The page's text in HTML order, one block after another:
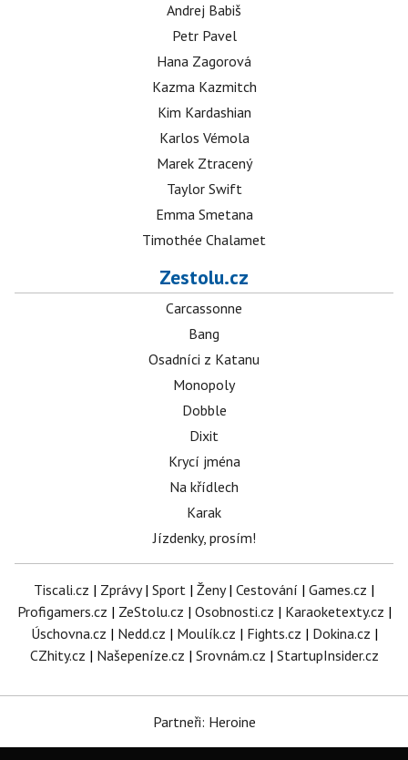
Andrej Babiš
Petr Pavel
Hana Zagorová
Kazma Kazmitch
Kim Kardashian
Karlos Vémola
Marek Ztracený
Taylor Swift
Emma Smetana
Timothée Chalamet
Zestolu.cz
Carcassonne
Bang
Osadníci z Katanu
Monopoly
Dobble
Dixit
Krycí jména
Na křídlech
Karak
Jízdenky, prosím!
Tiscali.cz | Zprávy| Sport | Ženy| Cestování | Games.cz |
Profigamers.cz | ZeStolu.cz | Osobnosti.cz | Karaoketexty.cz |
Úschovna.cz | Nedd.cz | Moulík.cz | Fights.cz | Dokina.cz |
CZhity.cz | Našepeníze.cz | Srovnám.cz | StartupInsider.cz
Partneři: Heroine